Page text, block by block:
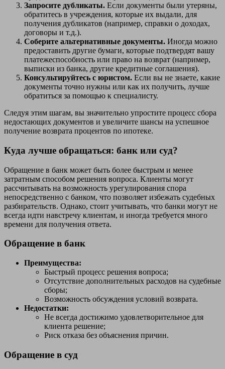
Запросите дубликаты. Если документы были утеряны,
обратитесь в учреждения, которые их выдали, для
получения дубликатов (например, справки о доходах,
договоры и т.д.).
Соберите альтернативные документы. Иногда можно
предоставить другие бумаги, которые подтвердят вашу
платежеспособность или право на возврат (например,
выписки из банка, другие кредитные соглашения).
Консультируйтесь с юристом. Если вы не знаете, какие
документы точно нужны или как их получить, лучше
обратиться за помощью к специалисту.
Следуя этим шагам, вы значительно упростите процесс сбора
недостающих документов и увеличите шансы на успешное
получение возврата процентов по ипотеке.
Куда лучше обращаться: банк или суд?
Обращение в банк может быть более быстрым и менее
затратным способом решения вопроса. Клиенты могут
рассчитывать на возможность урегулирования спора
непосредственно с банком, что позволяет избежать судебных
разбирательств. Однако, стоит учитывать, что банки могут не
всегда идти навстречу клиентам, и иногда требуется много
времени для получения ответа.
Обращение в банк
Преимущества:
Быстрый процесс решения вопроса;
Отсутствие дополнительных расходов на судебные
сборы;
Возможность обсуждения условий возврата.
Недостатки:
Не всегда достижимо удовлетворительное для
клиента решение;
Риск отказа без объяснения причин.
Обращение в суд